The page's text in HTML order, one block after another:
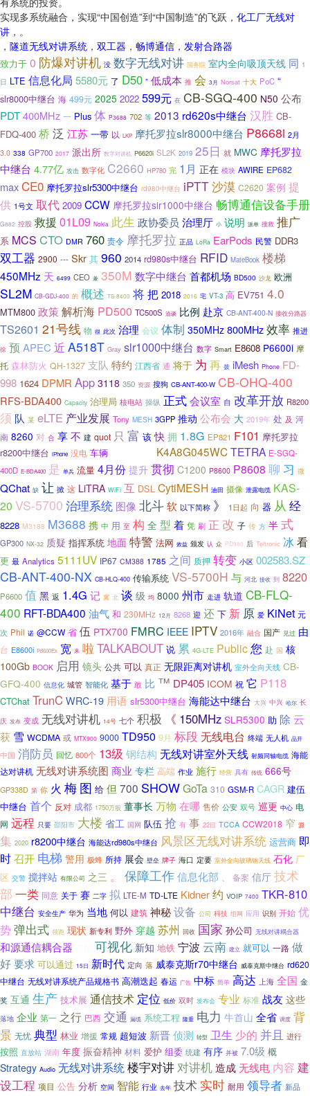
实现多系统融合，实现“中国创造”到“中国制造”的飞跃， 化工厂无线对
讲 ，。
， 隧道无线对讲系统 ， 双工器 ， 畅博通信 ， 发射合路器
致力于 0 防爆对讲机 没 数字无线对讲 国务院 室内全向吸顶天线 同 1
日 LTE 信息化局 5580元 了 D50 ” 低成本 推 会 3月 Norsat 十大 PoC “
slr8000中继台 海 499元 2025 2022 599元 在 CB-SGQ-400 N50 公布
PDT400MHz 一 Plus 体 P3688 702 等 2013 rd620s中继台 汉胜 CB-
FDQ-400 桥 泛 江苏 一带 以 LKP 摩托罗拉slr8000中继台 P8668i 2月
3.0 338 GP700 2017 派出所 数字对讲机 P6620i SL2K 2019 25日 就 MWC 摩托罗拉
中继台 4.77亿 攻击 数字化 C2660 HP780 完 1月 正在 模块 AWIRE EP682
maxCE0 摩托罗拉slr5300中继台 rd980中继台 iPTT沙漠 C2620 案例 提
供 1号文 取代 2009 CCW 摩托罗拉slr1000中继台 畅博通信设备手册
G882 控股 救援 01L09 Nokia 此生 政协委员 治理厅 小 说明 派单 搜救 推广
系 MCS CTO DMR 760 责令 摩托罗拉 正品 LoRa EarPods 民警 DDR3
双工器 2900 --- Skr 其 960 2014 rd980s中继台 RFID MateBook 楼梯
450MHz 天 6499 CEO 兼 350M 数字中继台 首都机场 BD500 沙龙 欧洲
SL2M CB-GDJ-400 的 概述 TS-8400 将把 2018 2016 宅 VT-3 高 EV751 4.0
MTM800 政策解析海 PD500 TC500S 洽谈 比例 赴京 CB-ANT-400-N 接收分路器
TS2601 21号线 物 很 此次 治理 会议 体制 350MHz 800MHz效率 推进
徐 预 APEC 近 A518T Gray slr1000中继台 数字 Smart E8608 P6600i 摩
托 森林防火 QH-1327 支队 特约 江西省 通 将于 为 再 拨 iMesh Phone FD-
998 1624 DPMR App 3118 350 资源 搜狗 CB-ANT-400-W CB-OHQ-400
RFS-BDA400 Capacity 治理局 核电站 操纵 正式会议室 自 改革开放 R8200
须 队 某 eLTE 产业发展 Tony MESH 3GPP 推动 公布会 大 2019年 处 及 河
南 8260 对 合 享不 建 quot 只 富 该 快 拥 1.8G EP821 F101 摩托罗拉
r8200中继台 iPhone 没电 车辆 K4A8G045WCTETRA E-SGQ-
400D E-BDA400 是 单兵 流量 4月份 提升 贯彻 C1200 P8600 P8608 聊 习 微
QChat 缺 让 掀 这 LiTRA WiFi 互 DSL CytiMESH 油田 摄像 泄露电缆 KAS-
20 VS-5700 治理系统 图像 北斗软 以下简称 》 1日起 向 器 从 经
8228 M3188 M3688 携 中 用 至 构 全 型 着 凭 刷 正 改 子 传 方 半 式
GP300 NX-32 质疑 指挥系统 地面 特警 法网 效益 颁发 认 众 PD980 后 Teltronic 冰 看
更 最 Analytics 5111UV IP67 CM388 1785 之间 质押 转变 小区 002583.SZ
CB-ANT-400-NX CB-HLQ-400 传输系统 VS-5700H 与 河北 接收 到 8220
P6600 值 黑 返 1.4G 记 冀 北 谈 级 均 8000 州市 走进 轨道 CB-FLQ-
400 RFT-BDA400 油气 和 230MHz 12月 8268 迎 还 下 新 原 爱 KiNet 元
次 Phil 诺 @CCW 省 伍 PTX700 FMRC IEEE IPTV 2016年 融合 国产 见过 由
台 E8600i P8600Ex 宽 来 啦 TALKABOUT 说 累 4G-LTE Public您 赴 国 核
100Gb BOOK 启用 镜头 公共 可以 真正 无限距离对讲机 室外全向天线 CB-
GFQ-400 信息化 城管 智能化 基于 敢 比 ™ DP405 ICOM 祝 它 P118
CTChat TrunC WRC-19 用语 slr5300中继台 海能达中继台 大兴 中兴 哈尔 长
庆 发布 变成 无线对讲机 14号 七个 积极 《 150MHz SLR5300 助 除 云
获 雪 WCDMA 或 MTX900 9000 TD950 9月 标段无线电台 终端 无人机 品开
中国 消防员 回忆 800个 13级 钢结构 无线对讲室外天线 射频同轴电缆 海能
达对讲机 无线对讲系统图 商业 专栏 高端 作业 施行 经营 具有 传统 666号
GP338D 第 你 火 梅 图 给 但 700 SHOWGoTa 310 GSM-R CAGR 建伍
中继台 首个 反对 成都 1750万股 董事长 万物 在哪 售价 公安 双号 巡更 中心 电
网 远程 只要 邵阳市 大楼 省工 国网 队伍 抢 有 事 22日 TCCA CCW2018 窄 源
集 2020 r8200中继台 海能达rd980s中继台 风景区无线对讲系统 运营商 即
时召开 电梯 警用 极蜂 所持 展会 壁垒 牌子 海口 定要 室外全向玻璃钢天线 石化 厂
区 交警 搅拌站 有限公司 之三 。 保障工作信息化部 备案 信厅 技术
部 一类 同意 关于 赛 二字 拟 LTE-M TD-LTE Kidner约 VOIP 7400 TKR-810
中继台 安全生产 华为 当地 何以 建筑 神秘设备 公司 科技 组网 应用 识别 开始 优
势弹出式 领跑 现状 新专利 野外 穿越 苏州 回收 国家 孙公司 无线对讲耦合器
和源通信耦合器 可视化 新知 地铁 宁波 云南 建立 就可以 一路 做
好要求 可以通过 15日 新时代 定向 落 威泰克斯r70中继台 威泰克斯中继台 rd620
中继台 无线对讲系统产品规格书 高潮迭起 春运 广告 中标 简单 高达 上海 全国 金
奖 互通 生产 技术展 通信技术 定位 低价 双时 发布会 专业 标准 战友 这些
落地 企业 第一 之行 巴西 交通 漏缆 系统工程 隆重 电力 牛首山 全省 调度 背
景 无忧 典型 林业 增援 常规 超短波 新晋侦测 转型 卫生 少的 并且 进行
按照 直放站 湖南 年度 振奋精神 材料 爱护 组委 统建 有序 并被 7.0级 概
Strategy Audio 无线对讲系统楼宇对讲对讲机造成无线电 内容 建
设工程 项目 公告 分析 空间 智能 行业 去年 技术 实时 耐用 领导者 新品